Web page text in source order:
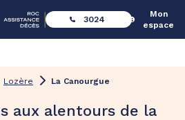
3024
Mon
espace
Lozère La Canourgue
aux alentours de la